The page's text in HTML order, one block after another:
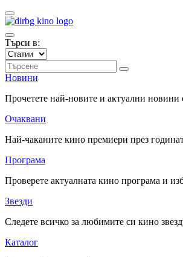
Търси в:
Новини
Прочетете най-новите и актуални
Очаквани
Най-чаканите кино премиери през
Програма
Проверете актуалната кино програма и
Звезди
Следете всичко за любимите си кино
Каталог